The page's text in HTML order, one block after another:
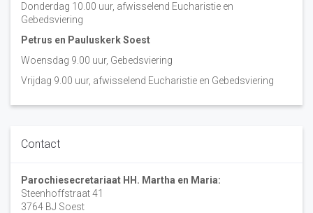
Donderdag 10.00 uur, afwisselend Eucharistie en
Gebedsviering
Petrus en Pauluskerk Soest
Woensdag 9.00 uur, Gebedsviering
Vrijdag 9.00 uur, afwisselend Eucharistie en Gebedsviering
Contact
Parochiesecretariaat HH. Martha en Maria:
Steenhoffstraat 41
3764 BJ Soest